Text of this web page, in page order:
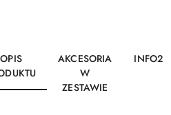
OPIS
AKCESORIA
W
ZESTAWIE
INFO2